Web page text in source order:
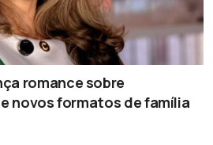
romance sobre
novos formatos de família